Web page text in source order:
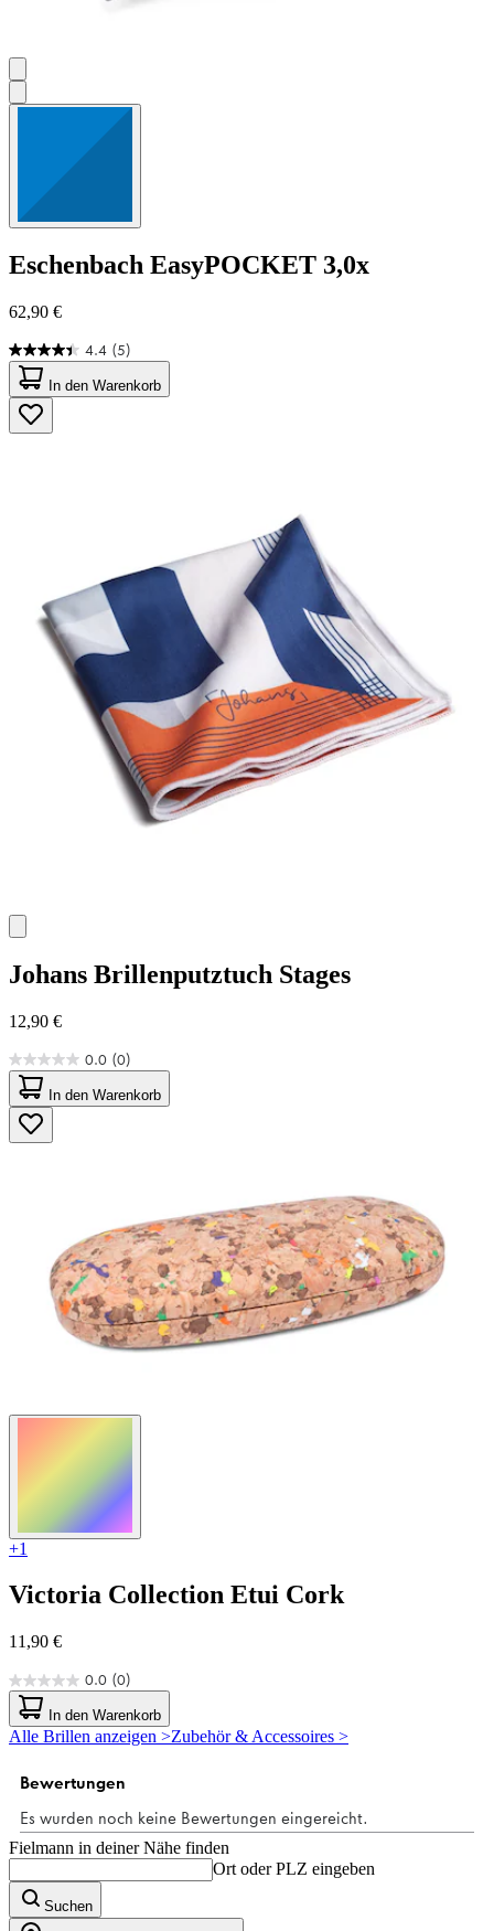
Eschenbach EasyPOCKET 3,0x
62,90 €
4.4 (5)
4.4
von
5
Sternen.
5
In den Warenkorb
Johans Brillenputztuch Stages
12,90 €
0.0 (0)
0.0
von
5
Sternen.
In den Warenkorb
+1
Victoria Collection Etui Cork
11,90 €
0.0 (0)
0.0
von
5
Sternen.
In den Warenkorb
Alle Brillen anzeigen >Zubehör & Accessoires >
Fielmann in deiner Nähe finden
Ort oder PLZ eingeben
Suchen